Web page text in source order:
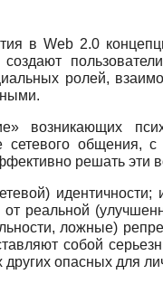
в Web2.0
создают
ролей,
возникающих
сетевого общения,
решать
реальной
ложные)
собой
других опасных для